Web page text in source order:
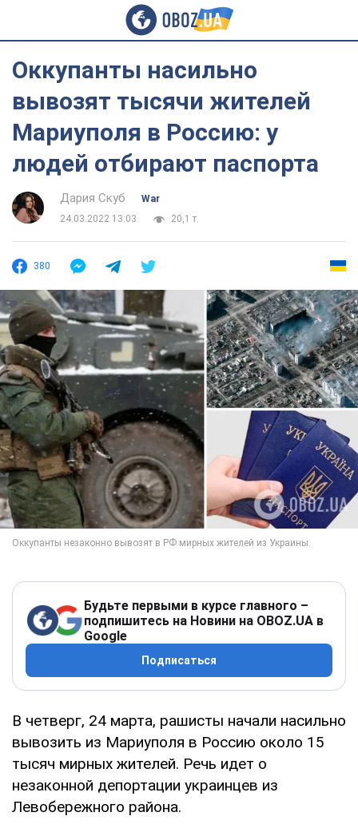
Оккупанты насильно
вывозят тысячи жителей
Мариуполя в Россию: у
людей отбирают паспорта
Дария Скуб
War
24.03.2022 13:03
20,1 т.
380
Будьте первыми в курсе главного –
подпишитесь на Новини на OBOZ.UA в
Google
Подписаться
В четверг, 24 марта, рашисты начали насильно
вывозить из Мариуполя в Россию около 15
тысяч мирных жителей. Речь идет о
незаконной депортации украинцев из
Левобережного района.